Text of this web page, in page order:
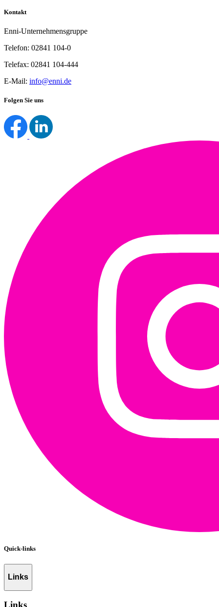
Kontakt
Enni-Unternehmensgruppe
Telefon: 02841 104-0
Telefax: 02841 104-444
E-Mail: info@enni.de
Folgen Sie uns
Quick-links
Links